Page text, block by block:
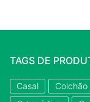
TAGS DE
Casal Colchão